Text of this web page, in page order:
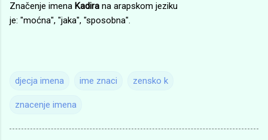
Značenje imena Kadira na arapskom jeziku
je: "moćna", "jaka", "sposobna".
djecja imena ime znaci zensko k
znacenje imena